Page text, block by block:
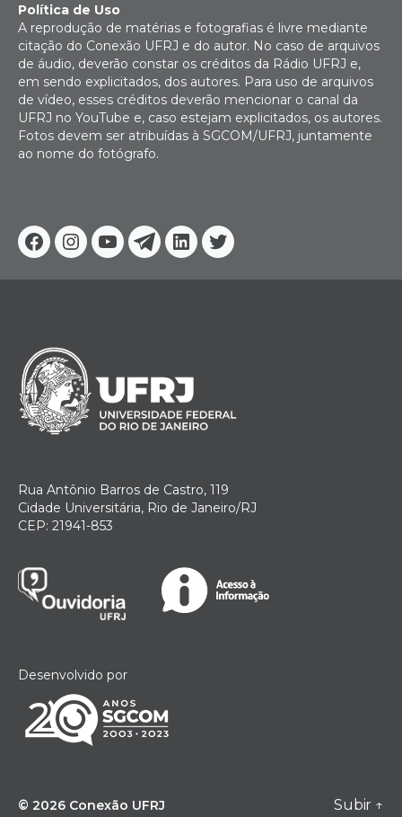
Facebook
Instagram
YoutubeTelegram
Linkedin
Twitter
Política de Uso
A reprodução de matérias e fotografias é livre mediante
citação do Conexão UFRJ e do autor. No caso de arquivos
de áudio, deverão constar os créditos da Rádio UFRJ e,
em sendo explicitados, dos autores. Para uso de arquivos
de vídeo, esses créditos deverão mencionar o canal da
UFRJ no YouTube e, caso estejam explicitados, os autores.
Fotos devem ser atribuídas à SGCOM/UFRJ, juntamente
ao nome do fotógrafo.
Rua Antônio Barros de Castro, 119
Cidade Universitária, Rio de Janeiro/RJ
CEP: 21941-853
Desenvolvido por
© 2026 Conexão UFRJ Subir ↑